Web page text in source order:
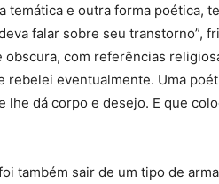
temática e outra forma poética,
falar sobre seu transtorno”,
com referências
rebelei eventualmente. Uma
lhe dá corpo e desejo. E que
também sair de um tipo de